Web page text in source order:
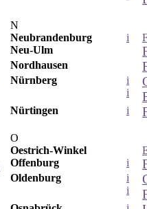
N
Neubrandenburg
i
Neu-Ulm
Nordhausen
Nürnberg
i
i
Nürtingen i
O
Oestrich-Winkel
Offenburg
i
Oldenburg
i
i